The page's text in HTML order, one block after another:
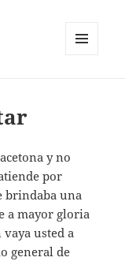
y no
por
brindaba una
a mayor gloria
usted a
general de